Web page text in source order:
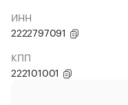
ИНН
2222797091
КПП
222101001